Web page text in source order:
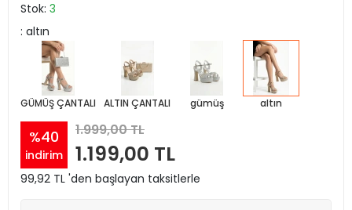
Stok: 3
: altın
GÜMÜŞ ÇANTALI ALTIN ÇANTALI gümüş altın
%40
indirim
1.999,00 TL
1.199,00 TL
99,92 TL 'den başlayan taksitlerle